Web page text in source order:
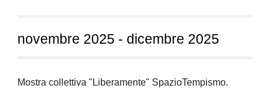
novembre 2025 - dicembre 2025
Mostra collettiva "Liberamente" SpazioTempismo.